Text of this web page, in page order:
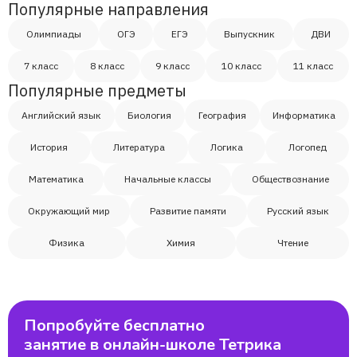
Артем
Маргарита
Артём
Ольга
Арина
Полина
Популярные направления
Олимпиады ОГЭ ЕГЭ Выпускник ДВИ
7 класс 8 класс 9 класс 10 класс 11 класс
Популярные предметы
Английский язык Биология География Информатика
История Литература Логика Логопед
Математика Начальные классы Обществознание
Окружающий мир Развитие памяти Русский язык
Физика Химия Чтение
Попробуйте бесплатно
занятие в онлайн-школе Тетрика